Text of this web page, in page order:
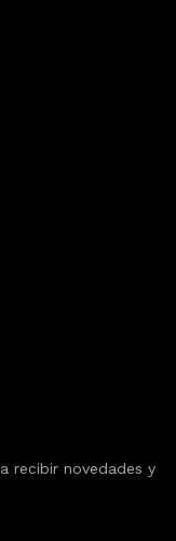
recibir novedades y